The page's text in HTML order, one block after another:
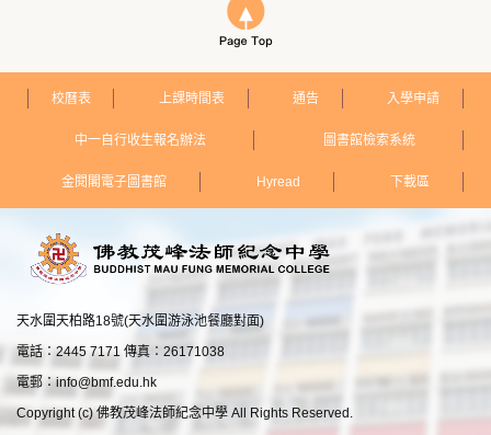
校曆表 上課時間表 通告 入學申請
中一自行收生報名辦法 圖書館檢索系統
金閱閣電子圖書館 Hyread 下載區
天水圍天柏路18號(天水圍游泳池餐廳對面)
電話：2445 7171 傳真：26171038
電郵：info@bmf.edu.hk
Copyright (c) 佛教茂峰法師紀念中學 All Rights Reserved.